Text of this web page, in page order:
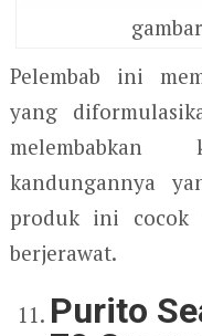
Pelembab ini
yang
kandungannya
produk ini cocok
berjerawat.
Purito